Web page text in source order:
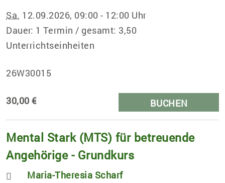
Sa. 12.09.2026, 09:00 - 12:00 Uhr
Dauer: 1 Termin / gesamt: 3,50
Unterrichtseinheiten
26W30015
30,00 € BUCHEN
Mental Stark (MTS) für betreuende
Angehörige - Grundkurs
Maria-Theresia Scharf